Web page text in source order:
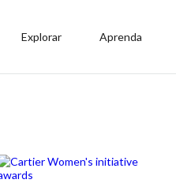
Explorar Aprenda